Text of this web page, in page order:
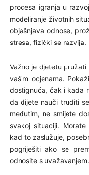
procesa igranja u
modeliranje životnih
objašnjava odnose,
stresa, fizički se razvija.
Važno je djetetu pružati
vašim ocjenama.
dostignuća, čak i kada
da dijete nauči truditi
međutim, ne smijete
svakoj situaciji.
kad to zaslužuje,
pogriješiti ako se
odnosite s uvažavanjem.